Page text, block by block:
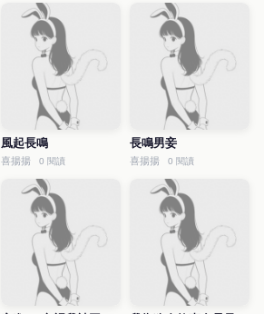
風起長鳴
喜揚揚 0 閱讀
長鳴男妾
喜揚揚 0 閱讀